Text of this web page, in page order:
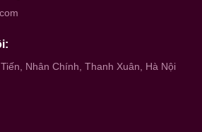
Nhân Chính, Thanh Xuân, Hà Nội